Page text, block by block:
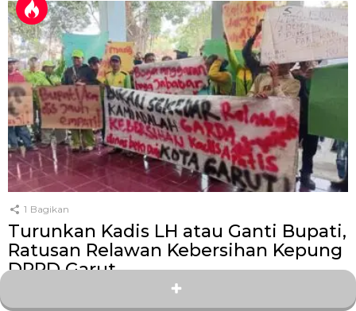
1 Bagikan
Turunkan Kadis LH atau Ganti Bupati,
Ratusan Relawan Kebersihan Kepung
DPRD Garut
25 hari yang lalu